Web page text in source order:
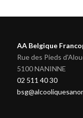
AA Belgique
Rue des Pieds
5100 NANINNE
02 511 40 30